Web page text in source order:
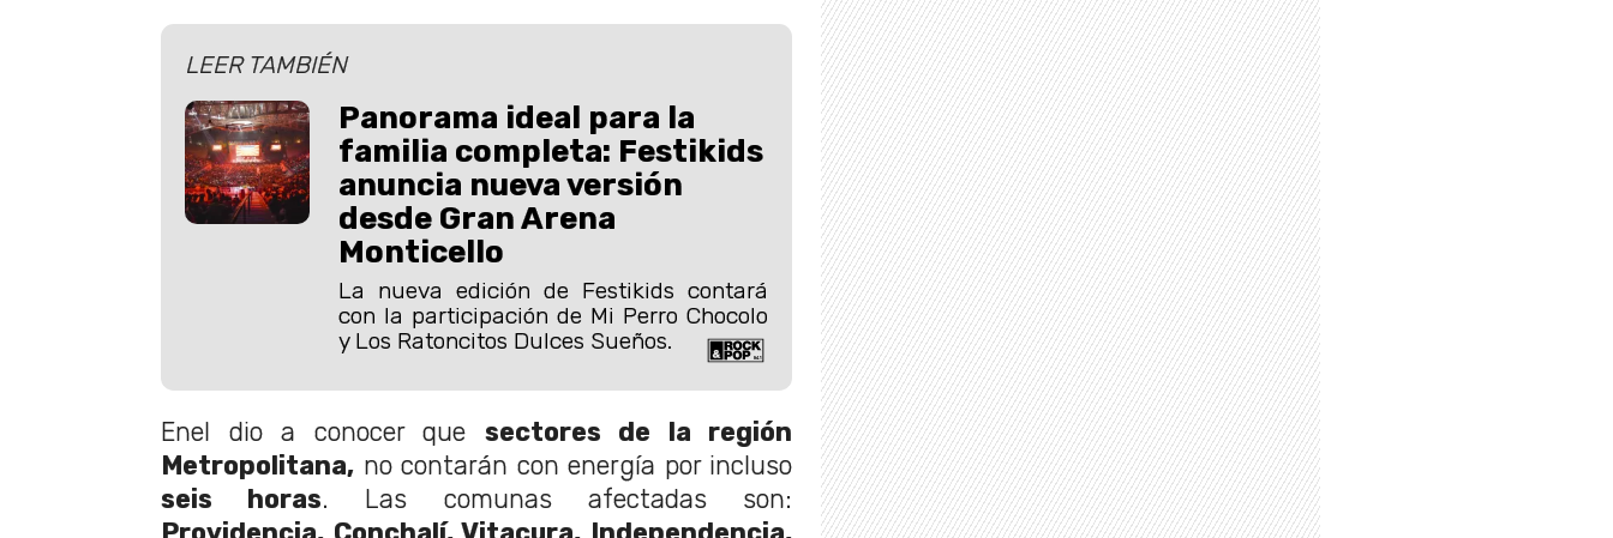
LEER TAMBIÉN
Panorama ideal para la
familia completa: Festikids
anuncia nueva versión
desde Gran Arena
Monticello
La nueva edición de Festikids contará
con la participación de Mi Perro Chocolo
y Los Ratoncitos Dulces Sueños.
Enel dio a conocer que sectores de la región
Metropolitana, no contarán con energía por incluso
seis horas. Las comunas afectadas son: